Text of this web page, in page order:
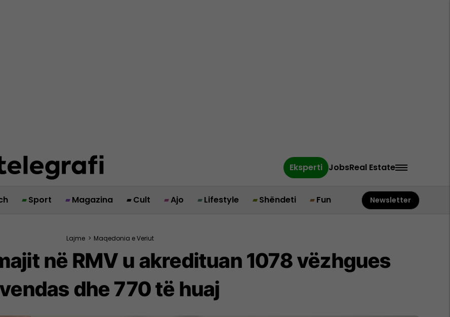
Eksperti JobsReal Estate
Sport Magazina Cult Ajo Lifestyle Shëndeti Fun Newsletter
Lajme > Maqedonia e Veriut
në RMV u akredituan 1078 vëzhgues
vendas dhe 770 të huaj